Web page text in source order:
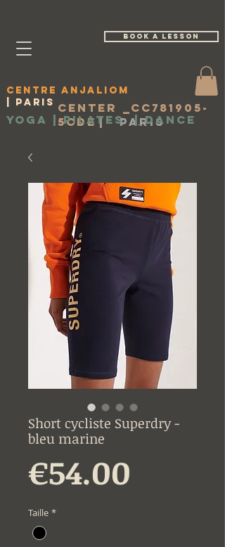
book a lesson
Centre Anjaliom
| Paris
Yoga | Pilates | Dance
Center _cc781905-
5cde | Paris
Short cycliste Superdry -
bleu marine
€54.00
Taille *